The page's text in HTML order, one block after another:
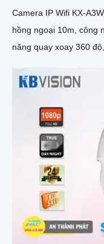
Camera IP Wifi KX-
hồng ngoại 10m, công
năng quay xoay 360